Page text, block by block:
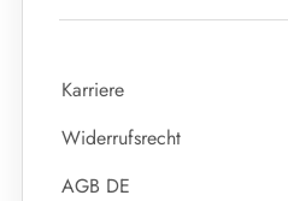
Karriere
Widerrufsrecht
AGB DE